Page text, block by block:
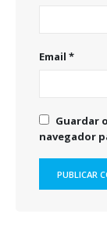
Email *
Guardar
navegador